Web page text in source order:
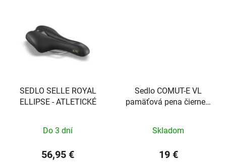
SEDLO SELLE ROYAL
ELLIPSE - ATLETICKÉ
Do 3 dní
56,95 €
Sedlo COMUT-E VL
pamäťová pena čierne s
Skladom
19 €